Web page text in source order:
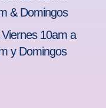
& Domingos
10am a
y Domingos